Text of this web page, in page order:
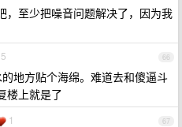
，至少把噪音问题解决了，因为我
66
地方贴个海绵。难道去和傻逼斗
楼上就是了
67
1